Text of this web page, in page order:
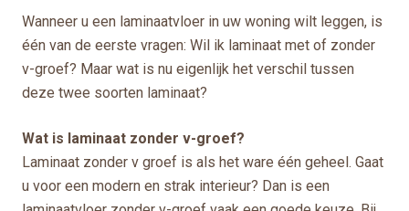
Wanneer u een laminaatvloer in uw woning wilt leggen, is
één van de eerste vragen: Wil ik laminaat met of zonder
v-groef? Maar wat is nu eigenlijk het verschil tussen
deze twee soorten laminaat?
Wat is laminaat zonder v-groef?
Laminaat zonder v groef is als het ware één geheel. Gaat
u voor een modern en strak interieur? Dan is een